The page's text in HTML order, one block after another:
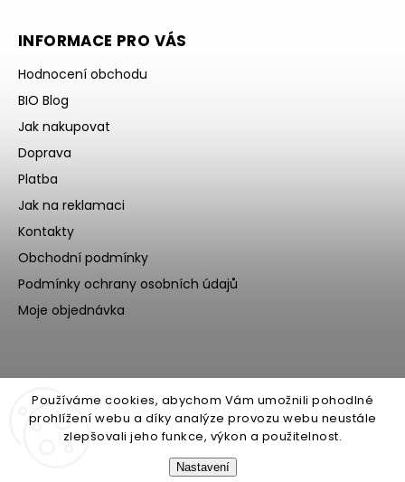
Používáme cookies, abychom Vám umožnili pohodlné
prohlížení webu a díky analýze provozu webu neustále
zlepšovali jeho funkce, výkon a použitelnost.
Nastavení
INFORMACE PRO VÁS
Hodnocení obchodu
BIO Blog
Jak nakupovat
Doprava
Platba
Jak na reklamaci
Kontakty
Obchodní podmínky
Podmínky ochrany osobních údajů
Moje objednávka